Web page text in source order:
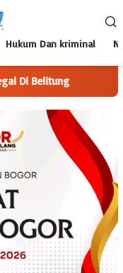
Hukum Dan kriminal
Mahasiswa KKN